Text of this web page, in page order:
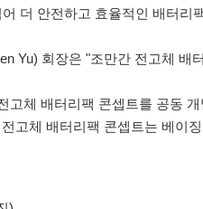
더 안전하고 효율적인 배터리
Yu) 회장은 "조만간 전고체
고체 배터리팩 콘셉트를 공동
고체 배터리팩 콘셉트는 베이